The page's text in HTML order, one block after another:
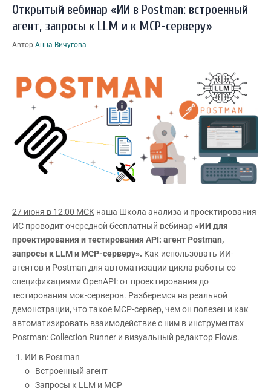
Открытый вебинар «ИИ в Postman: встроенный
агент, запросы к LLM и к MCP-серверу»
Автор Анна Вичугова
27 июня в 12:00 МСК наша Школа анализа и проектирования
ИС проводит очередной бесплатный вебинар«ИИ для
проектирования и тестирования API: агент Postman,
запросы к LLM и MCP-серверу». Как использовать ИИ-
агентов и Postman для автоматизации цикла работы со
спецификациями OpenAPI: от проектирования до
тестирования мок-серверов. Разберемся на реальной
демонстрации, что такое MCP-сервер, чем он полезен и как
автоматизировать взаимодействие с ним в инструментах
Postman: Collection Runner и визуальный редактор Flows.
ИИ в Postman
o Встроенный агент
o Запросы к LLM и MCP